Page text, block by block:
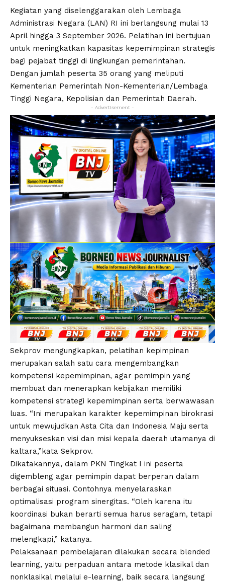
Kegiatan yang diselenggarakan oleh Lembaga
Administrasi Negara (LAN) RI ini berlangsung mulai 13
April hingga 3 September 2026. Pelatihan ini bertujuan
untuk meningkatkan kapasitas kepemimpinan strategis
bagi pejabat tinggi di lingkungan pemerintahan.
Dengan jumlah peserta 35 orang yang meliputi
Kementerian Pemerintah Non-Kementerian/Lembaga
Tinggi Negara, Kepolisian dan Pemerintah Daerah.
- Advertisement -
Sekprov mengungkapkan, pelatihan kepimpinan
merupakan salah satu cara mengembangkan
kompetensi kepemimpinan, agar pemimpin yang
membuat dan menerapkan kebijakan memiliki
kompetensi strategi kepemimpinan serta berwawasan
luas. “Ini merupakan karakter kepemimpinan birokrasi
untuk mewujudkan Asta Cita dan Indonesia Maju serta
menyukseskan visi dan misi kepala daerah utamanya di
kaltara,”kata Sekprov.
Dikatakannya, dalam PKN Tingkat I ini peserta
digembleng agar pemimpin dapat berperan dalam
berbagai situasi. Contohnya menyelaraskan
optimalisasi program sinergitas. “Oleh karena itu
koordinasi bukan berarti semua harus seragam, tetapi
bagaimana membangun harmoni dan saling
melengkapi,” katanya.
Pelaksanaan pembelajaran dilakukan secara blended
learning, yaitu perpaduan antara metode klasikal dan
nonklasikal melalui e-learning, baik secara langsung